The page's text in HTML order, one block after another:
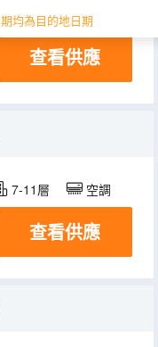
均為目的地日期
12-15層
冰箱
查看供應
7-11層 空調
冰箱
查看供應